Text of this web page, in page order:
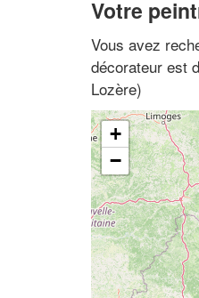
Votre
Vous avez
décorateur est
Lozère)
+
−